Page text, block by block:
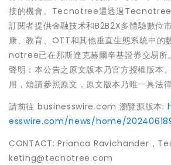
接的機會。Tecnotree還透過
訂閱者提供金融技术和B2B2X多體驗數位
康、教育、OTT和其他垂直生態系統中的
notree已在那斯達克赫爾辛基證券交易所
聲明：本公告之原文版本乃官方授權版本
用，煩請參照原文，原文版本乃唯一具法
請前往 businesswire.com 瀏覽源版本:
esswire.com/news/home/
CONTACT: Prianca Ravichander，
keting@tecnotree.com